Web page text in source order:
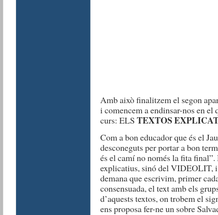
Amb això finalitzem el segon
i comencem a endinsar-nos en el
curs: ELS TEXTOS
Com a bon educador que és el
desconeguts per portar a bon
és el camí no només la fita
explicatius, sinó del VIDEOLIT, i
demana que escrivim, primer
consensuada, el text amb els
d’aquests textos, on trobem el
ens proposa fer-ne un sobre